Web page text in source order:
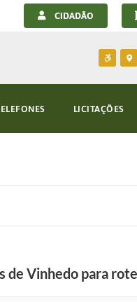
CIDADÃO
LICITAÇÕES
de Vinhedo para